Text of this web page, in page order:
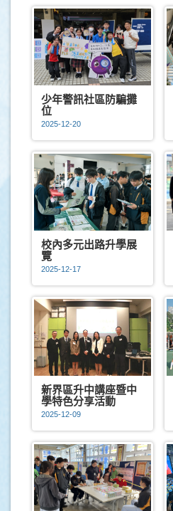
少年警訊社區防騙攤
位
2025-12-20
校內多元出路升學展
覽
2025-12-17
新界區升中講座暨中
學特色分享活動
2025-12-09